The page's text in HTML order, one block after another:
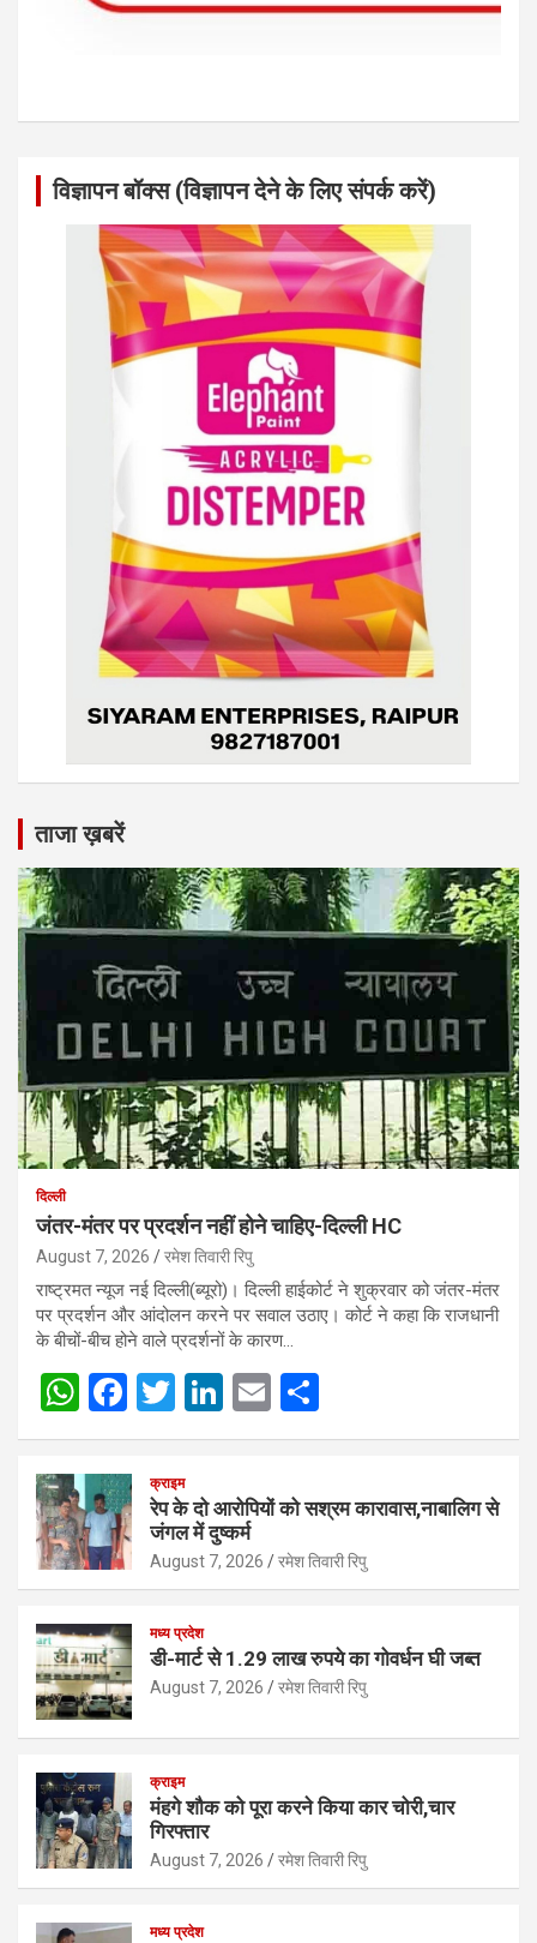
विज्ञापन बॉक्स (विज्ञापन देने के लिए संपर्क करें)
ताजा ख़बरें
दिल्ली
जंतर-मंतर पर प्रदर्शन नहीं होने चाहिए-दिल्ली HC
August 7, 2026 रमेश तिवारी रिपु
राष्ट्रमत न्यूज नई दिल्ली(ब्यूरो)। दिल्ली हाईकोर्ट ने शुक्रवार को जंतर-मंतर
पर प्रदर्शन और आंदोलन करने पर सवाल उठाए। कोर्ट ने कहा कि राजधानी
के बीचों-बीच होने वाले प्रदर्शनों के कारण…
W
h
at
s
A
p
p
F
a
ce
b
o
o
k
T
wi
tt
er
Li
n
dI
n
E
m h
e
क्राइम
रेप के दो आरोपियों को सश्रम कारावास,नाबालिग से
जंगल में दुष्कर्म
August 7, 2026 रमेश तिवारी रिपु
मध्य प्रदेश
डी-मार्ट से 1.29 लाख रुपये का गोवर्धन घी जब्त
August 7, 2026 रमेश तिवारी रिपु
क्राइम
मंहगे शौक को पूरा करने किया कार चोरी,चार
गिरफ्तार
August 7, 2026 रमेश तिवारी रिपु
मध्य प्रदेश